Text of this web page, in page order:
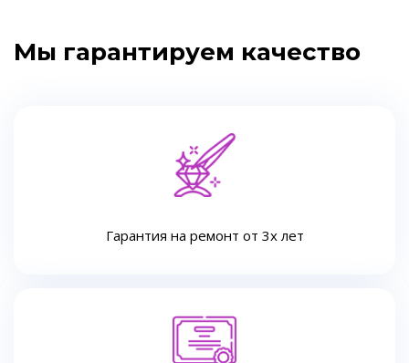
Мы гарантируем качество
Гарантия на ремонт от 3х лет